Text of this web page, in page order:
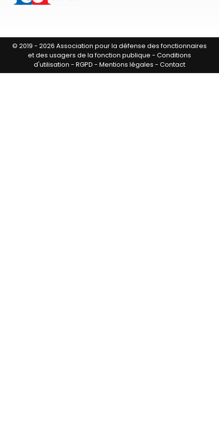
© 2019 - 2026 Association pour la défense des fonctionnaires
et des usagers de la fonction publique - Conditions
d'utilisation - RGPD - Mentions légales - Contact